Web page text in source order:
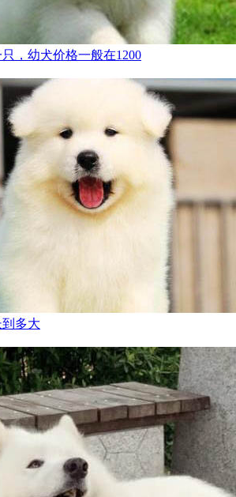
，幼犬价格一般在1200
多大